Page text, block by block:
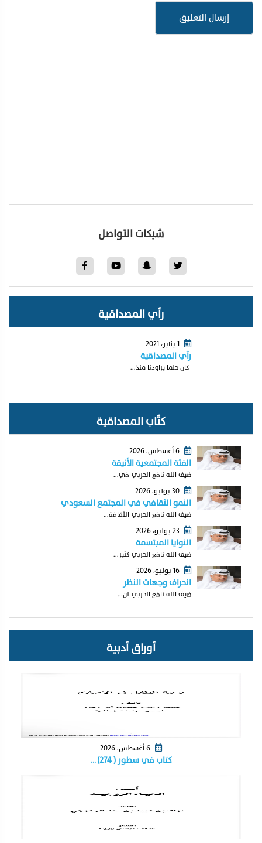
شبكات التواصل
رأي المصداقية
1 يناير، 2021
رآي المصداقية
كان حلما يراودنا منذ...
كتّاب المصداقية
6 أغسطس، 2026
الفئة المجتمعية الأنيقة
ضيف الله نافع الحربي في...
30 يوليو، 2026
النمو الثقافي في المجتمع السعودي
ضيف الله نافع الحربي الثقافة...
النوايا المبتسمة
ضيف الله نافع الحربي كثير...
16 يوليو، 2026
انحراف وجهات النظر
ضيف الله نافع الحربي لن...
أوراق أدبية
كتاب في سطور ( ٢٧٤) …